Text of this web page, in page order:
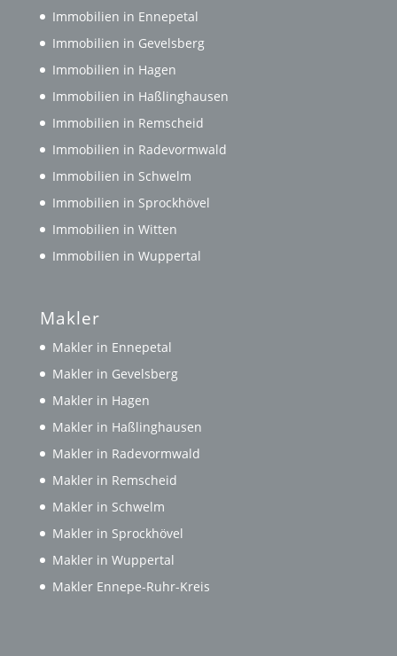
Immobilien in Ennepetal
Immobilien in Gevelsberg
Immobilien in Hagen
Immobilien in Haßlinghausen
Immobilien in Remscheid
Immobilien in Radevormwald
Immobilien in Schwelm
Immobilien in Sprockhövel
Immobilien in Witten
Immobilien in Wuppertal
Makler
Makler in Ennepetal
Makler in Gevelsberg
Makler in Hagen
Makler in Haßlinghausen
Makler in Radevormwald
Makler in Remscheid
Makler in Schwelm
Makler in Sprockhövel
Makler in Wuppertal
Makler Ennepe-Ruhr-Kreis